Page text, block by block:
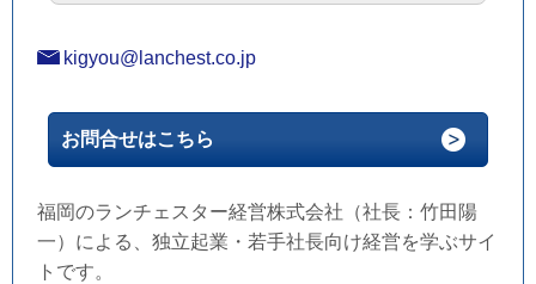
kigyou@lanchest.co.jp
お問合せはこちら
福岡のランチェスター経営株式会社（社長：竹田陽
一）による、独立起業・若手社長向け経営を学ぶサイ
トです。